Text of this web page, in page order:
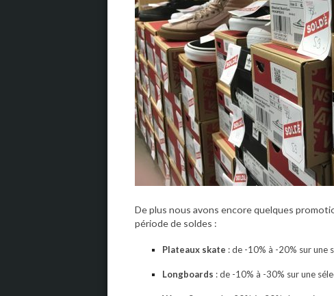
De plus nous avons encore quelques
période de soldes :
Plateaux skate : de -10% à -20% sur une
Longboards : de -10% à -30% sur une